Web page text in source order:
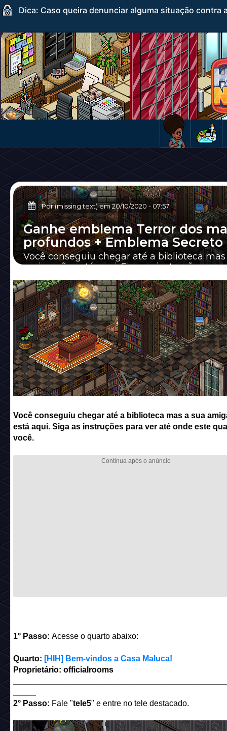
Dica: Caso queira denunciar alguma situação
Por (missing text) em20/10/2020-07:57
Ganhe emblema Terror dos
profundos + Emblema Secreto
Você conseguiu chegar até a biblioteca mas
amiga não está aqui. Siga as instruções
Você conseguiu chegar até a biblioteca mas a sua
está aqui. Siga as instruções para ver até onde este
você.
1° Passo: Acesse o quarto abaixo:
Quarto: [HIH] Bem-vindos a Casa Maluca!
Proprietário: officialrooms
2° Passo: Fale "tele5" e entre no tele destacado.